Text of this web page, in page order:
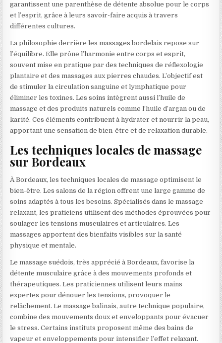
garantissent une parenthèse de détente absolue pour le corps
et l’esprit, grâce à leurs savoir-faire acquis à travers
différentes cultures.
La philosophie derrière les massages bordelais repose sur
l’équilibre. Elle prône l’harmonie entre corps et esprit,
souvent mise en pratique par des techniques de réflexologie
plantaire et des massages aux pierres chaudes. L’objectif est
de stimuler la circulation sanguine et lymphatique pour
éliminer les toxines. Les soins intègrent aussi l’huile de
massage et des produits naturels comme l’huile d’argan ou de
karité. Ces éléments contribuent à hydrater et nourrir la peau,
apportant une sensation de bien-être et de relaxation durable.
Les techniques locales de massage
sur Bordeaux
À Bordeaux, les techniques locales de massage optimisent le
bien-être. Les salons de la région offrent une large gamme de
soins adaptés à tous les besoins. Spécialisés dans le massage
relaxant, les praticiens utilisent des méthodes éprouvées pour
soulager les tensions musculaires et articulaires. Les
massages apportent des bienfaits visibles sur la santé
physique et mentale.
Le massage suédois, très apprécié à Bordeaux, favorise la
détente musculaire grâce à des mouvements profonds et
thérapeutiques. Les praticiennes utilisent leurs mains
expertes pour dénouer les tensions, provoquer le
relâchement. Le massage balinais, autre technique populaire,
combine des mouvements doux et enveloppants pour évacuer
le stress. Certains instituts proposent même des bains de
vapeur et enveloppements pour intensifier l’effet relaxant.